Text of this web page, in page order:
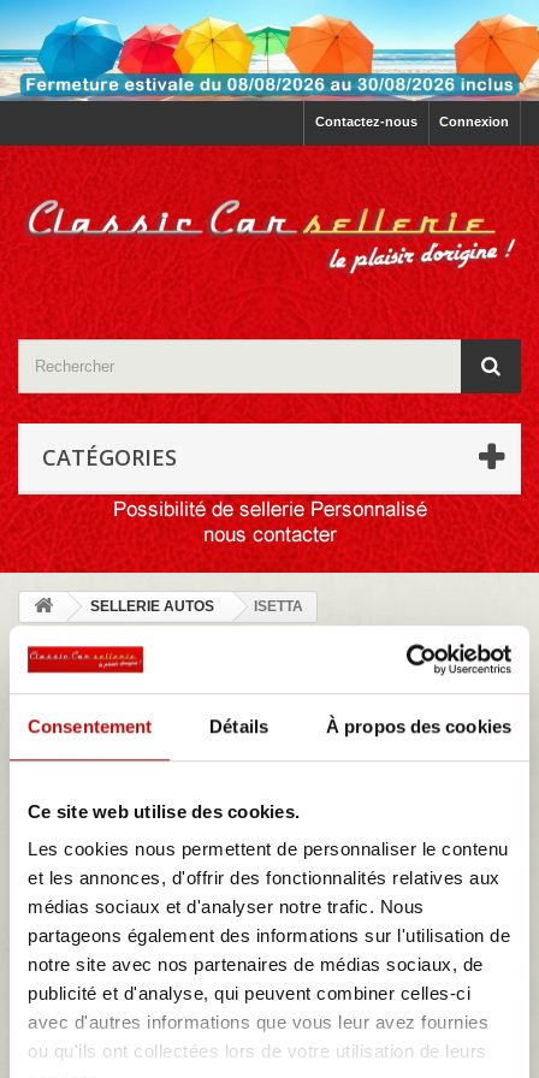
Consentement Détails À propos des cookies
Ce site web utilise des cookies.
Les cookies nous permettent de personnaliser le contenu
et les annonces, d'offrir des fonctionnalités relatives aux
médias sociaux et d'analyser notre trafic. Nous
partageons également des informations sur l'utilisation de
notre site avec nos partenaires de médias sociaux, de
publicité et d'analyse, qui peuvent combiner celles-ci
avec d'autres informations que vous leur avez fournies
ou qu'ils ont collectées lors de votre utilisation de leurs
Connexion
Contactez-nous
CATÉGORIES
SELLERIE AUTOS ISETTA
NOTRE MAGASIN
MES DEVIS
ISETTA
ISETTA, Véhicule Léger à Moteur est le nom de l'entreprise
française qui fabriqua à Suresnes, dans l'ancienne usine Talbot
louée pour l'occasion, l'Isetta Velam sous licence ISO de 1955 à